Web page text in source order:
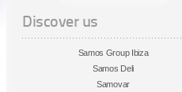
Discover us
Samos Group Ibiza
Samos Deli
Samovar